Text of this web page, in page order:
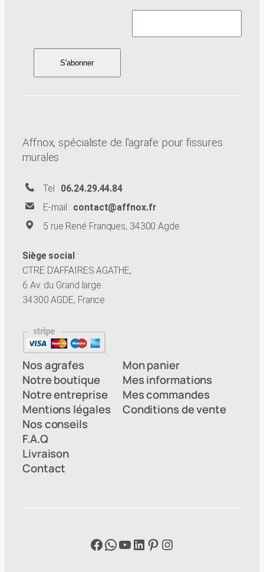
Affnox, spécialiste de l'agrafe pour fissures
murales
Tel : 06.24.29.44.84
E-mail : contact@affnox.fr
5 rue René Franques, 34300 Agde
Siège social:
CTRE D’AFFAIRES AGATHE,
6 Av. du Grand large
34300 AGDE, France
Nos agrafes
Notre boutique
Notre entreprise
Mentions légales
Mon panier
Mes informations
Mes commandes
Conditions de vente
Nos conseils
F.A.Q
Livraison
Contact
Facebook
WhatsApp
YouTube
LinkedIn
Pinterest
Instagram